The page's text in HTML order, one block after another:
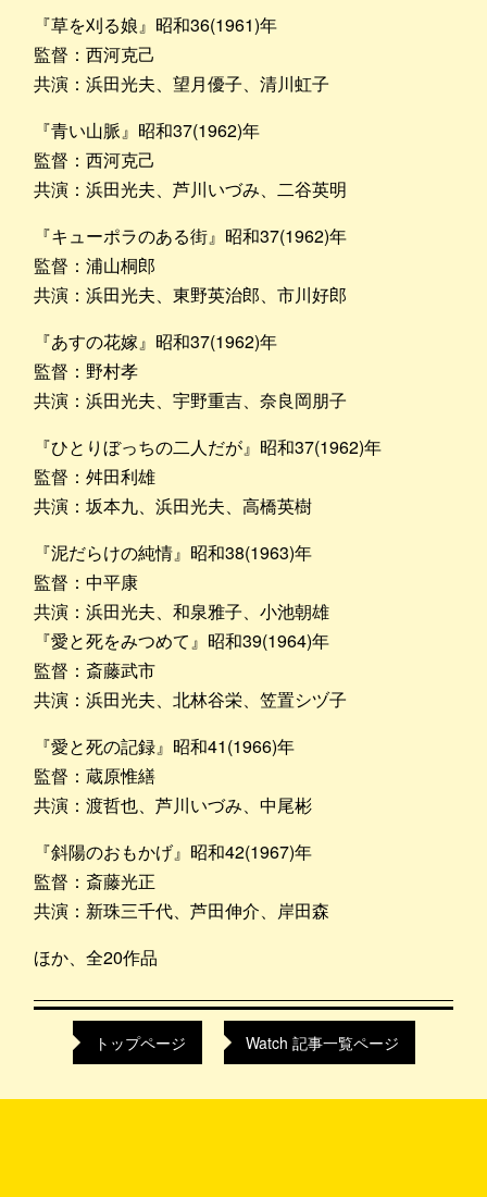
『草を刈る娘』昭和36(1961)年
監督：西河克己
共演：浜田光夫、望月優子、清川虹子
『青い山脈』昭和37(1962)年
監督：西河克己
共演：浜田光夫、芦川いづみ、二谷英明
『キューポラのある街』昭和37(1962)年
監督：浦山桐郎
共演：浜田光夫、東野英治郎、市川好郎
『あすの花嫁』昭和37(1962)年
監督：野村孝
共演：浜田光夫、宇野重吉、奈良岡朋子
『ひとりぼっちの二人だが』昭和37(1962)年
監督：舛田利雄
共演：坂本九、浜田光夫、高橋英樹
『泥だらけの純情』昭和38(1963)年
監督：中平康
共演：浜田光夫、和泉雅子、小池朝雄
『愛と死をみつめて』昭和39(1964)年
監督：斎藤武市
共演：浜田光夫、北林谷栄、笠置シヅ子
『愛と死の記録』昭和41(1966)年
監督：蔵原惟繕
共演：渡哲也、芦川いづみ、中尾彬
『斜陽のおもかげ』昭和42(1967)年
監督：斎藤光正
共演：新珠三千代、芦田伸介、岸田森
ほか、全20作品
トップページ Watch 記事一覧ページ